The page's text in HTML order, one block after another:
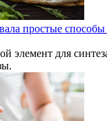
простые способы
элемент для